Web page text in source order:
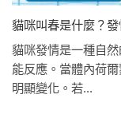
貓咪叫春是什麼？
貓咪發情是一種自
能反應。當體內荷
明顯變化。若...